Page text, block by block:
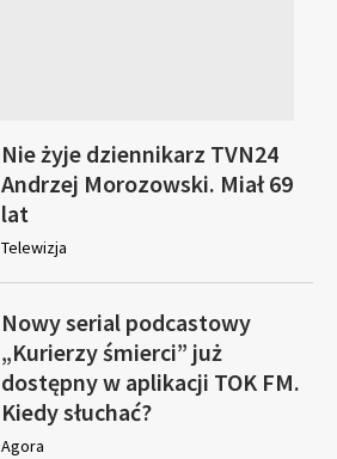
Nie żyje dziennikarz TVN24
Andrzej Morozowski. Miał 69
lat
Telewizja
Nowy serial podcastowy
„Kurierzy śmierci” już
dostępny w aplikacji TOK FM.
Kiedy słuchać?
Agora